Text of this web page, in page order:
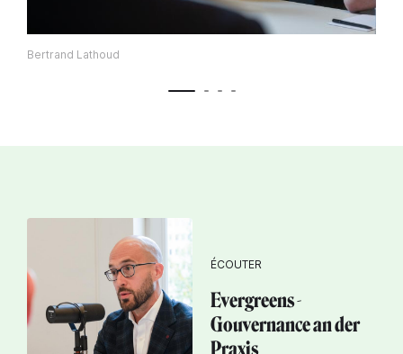
Bertrand Lathoud
ÉCOUTER
Evergreens -
Gouvernance an der
Praxis